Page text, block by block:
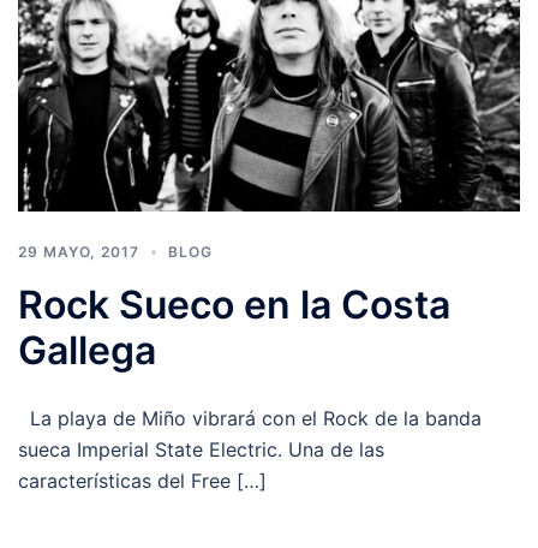
29 MAYO, 2017 BLOG
Rock Sueco en la Costa
Gallega
La playa de Miño vibrará con el Rock de la banda
sueca Imperial State Electric. Una de las
características del Free […]